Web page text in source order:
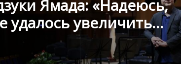
, 2026
избежать юридических
при переезде в